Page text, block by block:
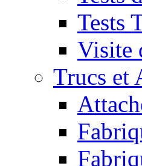
Tests
Visite
Trucs et